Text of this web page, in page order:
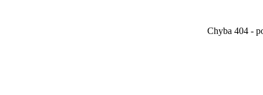
Chyba 404 -